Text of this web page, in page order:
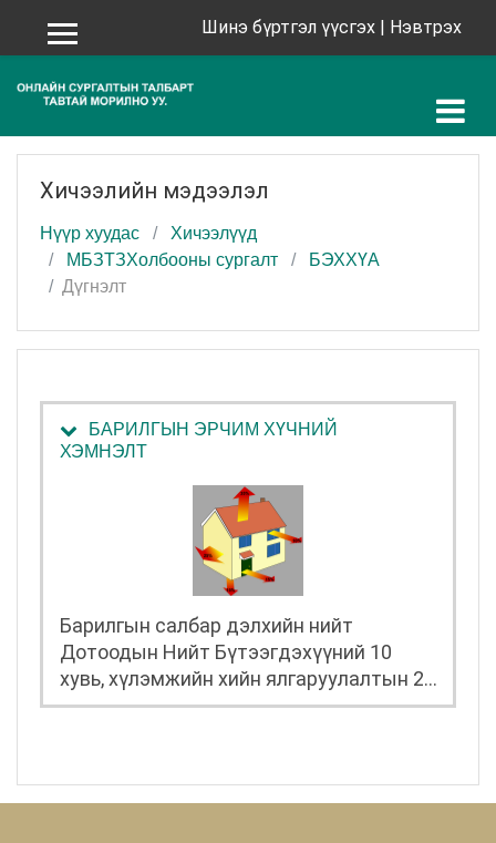
Хажуугийн самбар Шинэ бүртгэл үүсгэх | Нэвтрэх
Хичээлийн мэдээлэл
Нүүр хуудас
Хичээлүүд
МБЗТЗХолбооны сургалт
БЭХХҮА
Дүгнэлт
БАРИЛГЫН ЭРЧИМ ХҮЧНИЙ
ХЭМНЭЛТ
Барилгын салбар дэлхийн нийт
Дотоодын Нийт Бүтээгдэхүүний 10
хувь, хүлэмжийн хийн ялгаруулалтын 23
хувийг эзэлдэг ба материалын
ногоон барилгын үзэл баримтлалыг